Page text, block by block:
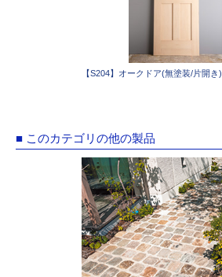
【S204】オークドア(無塗装/片開き)
■ このカテゴリの他の製品